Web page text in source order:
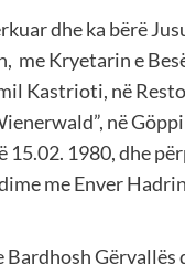
dhe ka bërë
me Kryetarin e
Kastrioti, në
në
15.02. 1980, dhe
me Enver
Bardhosh Gërvallës